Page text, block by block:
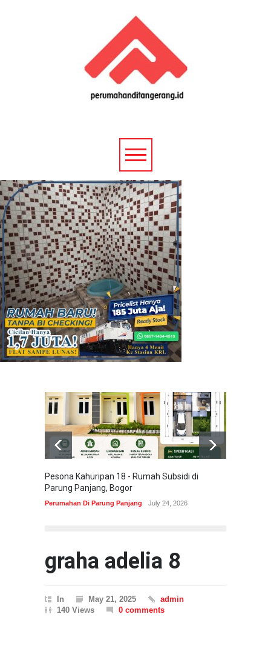
Pesona Kahuripan 18 - Rumah Subsidi di
Parung Panjang, Bogor
Perumahan Di Parung Panjang July 24, 2026
graha adelia 8
In May 21, 2025
admin
140 Views
0 comments